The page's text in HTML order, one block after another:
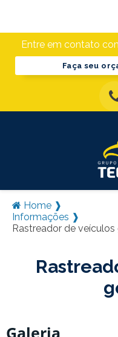
Entre em contato
Faça seu
Home ❱
Informações ❱
Rastreador de veículos